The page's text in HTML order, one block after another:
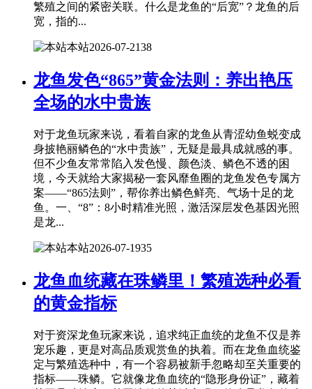
繁殖之间的紧密关联。什么是龙鱼的“后宽”？龙鱼的后
宽，指的...
本站2026-07-2138
龙鱼发色“865”黄金法则：养出艳压
全场的水中贵族
对于龙鱼玩家来说，看着自家的龙鱼从青涩幼鱼蜕变成
身披艳丽鳞色的“水中贵族”，无疑是最具成就感的事。
但不少鱼友常常陷入发色慢、颜色淡、鳞色不透的困
境，今天就给大家揭秘一套风靡鱼圈的龙鱼发色专属方
案——“865法则”，帮你养出鳞色鲜亮、气场十足的龙
鱼。一、“8”：8小时精准光照，激活深层发色基因光照
是龙...
本站2026-07-1935
龙鱼血统藏在珠鳞里！繁殖选种必看
的黄金指标
对于资深龙鱼玩家来说，追求纯正血统的龙鱼不仅是养
宠乐趣，更是对高品质观赏鱼的执着。而在龙鱼血统鉴
定与繁殖选种中，有一个容易被新手忽略却至关重要的
指标——珠鳞。它就像龙鱼血统的“隐形身份证”，藏着